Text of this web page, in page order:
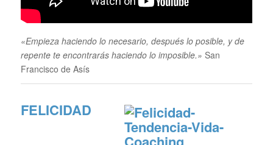
«Empieza haciendo lo necesario, después lo posible, y de
repente te encontrarás haciendo lo imposible.» San
Francisco de Asís
FELICIDAD